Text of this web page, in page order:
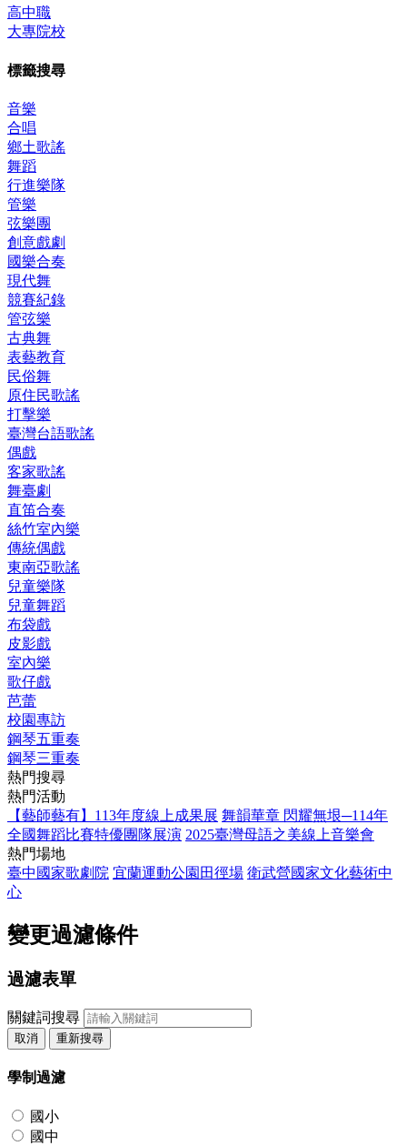
高中職
大專院校
標籤搜尋
音樂
合唱
鄉土歌謠
舞蹈
行進樂隊
管樂
弦樂團
創意戲劇
國樂合奏
現代舞
競賽紀錄
管弦樂
古典舞
表藝教育
民俗舞
原住民歌謠
打擊樂
臺灣台語歌謠
偶戲
客家歌謠
舞臺劇
直笛合奏
絲竹室內樂
傳統偶戲
東南亞歌謠
兒童樂隊
兒童舞蹈
布袋戲
皮影戲
室內樂
歌仔戲
芭蕾
校園專訪
鋼琴五重奏
鋼琴三重奏
熱門搜尋
熱門活動
【藝師藝有】113年度線上成果展 舞韻華章 閃耀無垠─114年
全國舞蹈比賽特優團隊展演 2025臺灣母語之美線上音樂會
熱門場地
臺中國家歌劇院 宜蘭運動公園田徑場 衛武營國家文化藝術中
心
變更過濾條件
過濾表單
關鍵詞搜尋
取消 重新搜尋
學制過濾
國小
國中